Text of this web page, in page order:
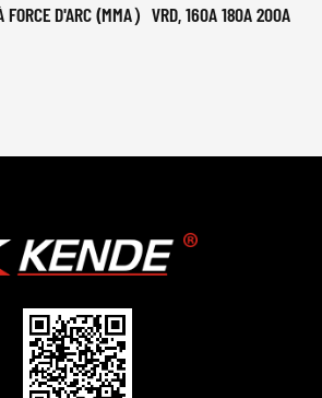
FORCE D'ARC (MMA）VRD, 160A 180A 200A